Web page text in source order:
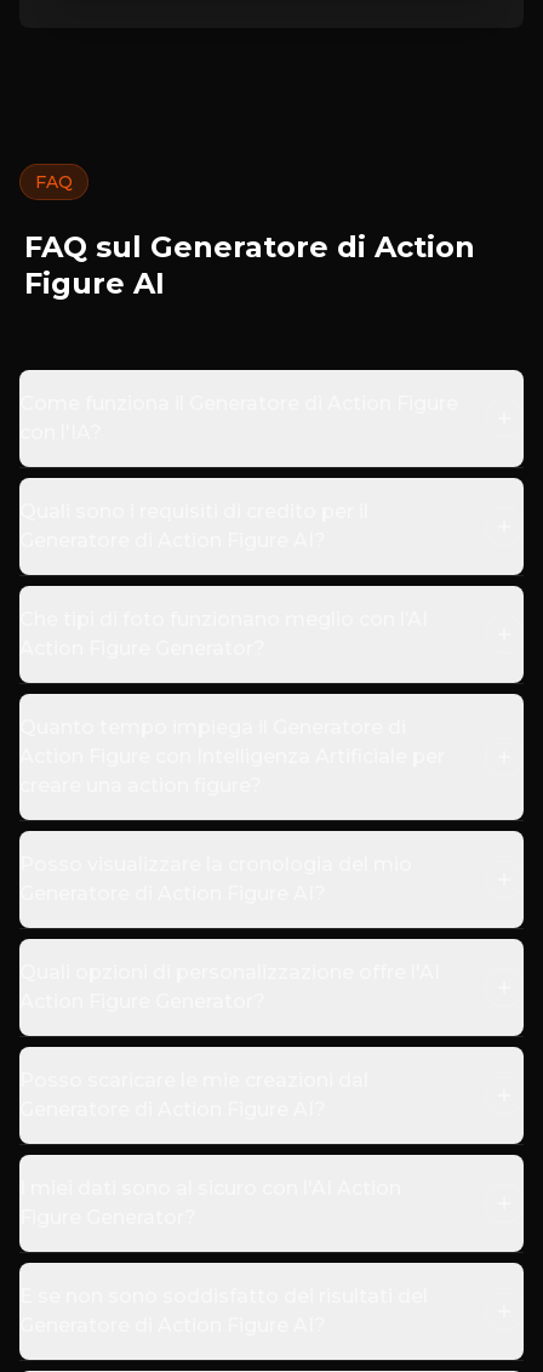
FAQ
FAQ sul Generatore di Action
Figure AI